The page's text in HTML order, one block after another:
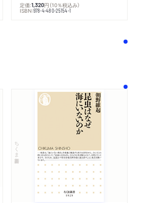
定価:1,320円 （10％税込み）
ISBN:978-4-480-25154-1
ちくま新書